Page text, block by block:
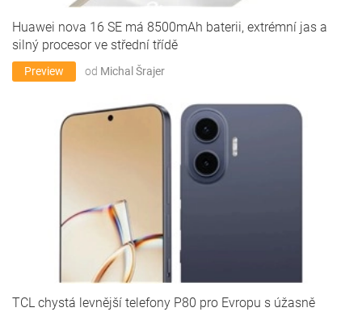
Huawei nova 16 SE má 8500mAh baterii, extrémní jas a
silný procesor ve střední třídě
Preview od Michal Šrajer
TCL chystá levnější telefony P80 pro Evropu s úžasně